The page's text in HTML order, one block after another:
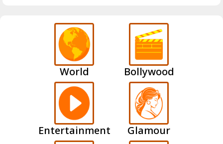
World Bollywood
Entertainment Glamour